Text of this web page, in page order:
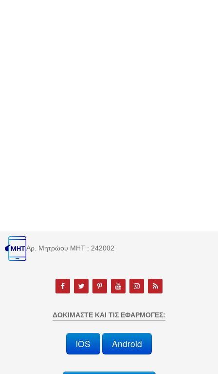
Αρ. Μητρώου MHT : 242002
ΔΟΚΙΜΆΣΤΕ ΚΑΙ ΤΙΣ ΕΦΑΡΜΟΓΈΣ:
iOS Android